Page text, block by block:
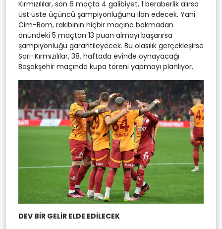
Kırmızılılar, son 6 maçta 4 galibiyet, 1 beraberlik alırsa
üst üste üçüncü şampiyonluğunu ilan edecek. Yani
Cim-Bom, rakibinin hiçbir maçına bakmadan
önündeki 5 maçtan 13 puan almayı başarırsa
şampiyonluğu garantileyecek. Bu olasılık gerçekleşirse
Sarı-Kırmızılılar, 38. haftada evinde oynayacağı
Başakşehir maçında kupa töreni yapmayı planlıyor.
DEV BİR GELİR ELDE EDİLECEK